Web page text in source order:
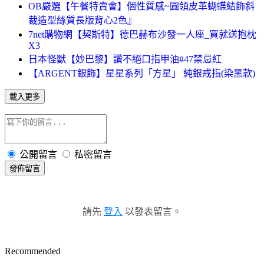
OB嚴選【午餐特賣會】個性質感~圓領皮革蝴蝶結飾斜
裁造型絲質長版背心2色』
7net購物網【契斯特】德巴赫布沙發一人座_買就送抱枕
X3
日本怪獸【妙巴黎】讚不絕口指甲油#47禁忌紅
【ARGENT銀飾】星星系列「方星」 純銀戒指(染黑款)
載入更多
公開留言 私密留言
發佈留言
請先 登入 以發表留言。
Recommended